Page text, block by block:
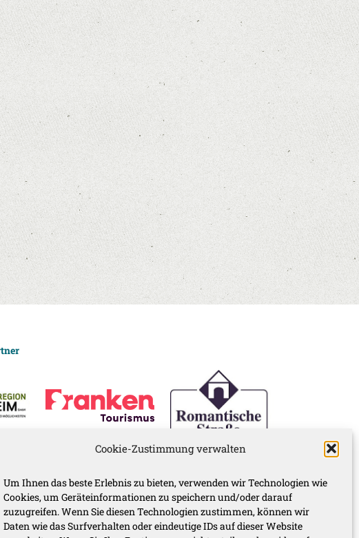
Cookie-Zustimmung verwalten
Um Ihnen das beste Erlebnis zu bieten, verwenden wir Technologien wie
Cookies, um Geräteinformationen zu speichern und/oder darauf
zuzugreifen. Wenn Sie diesen Technologien zustimmen, können wir
Daten wie das Surfverhalten oder eindeutige IDs auf dieser Website
auf: